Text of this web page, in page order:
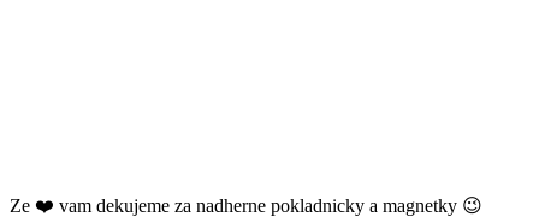
Ze ❤️ vam dekujeme za nadherne pokladnicky a magnetky 😉